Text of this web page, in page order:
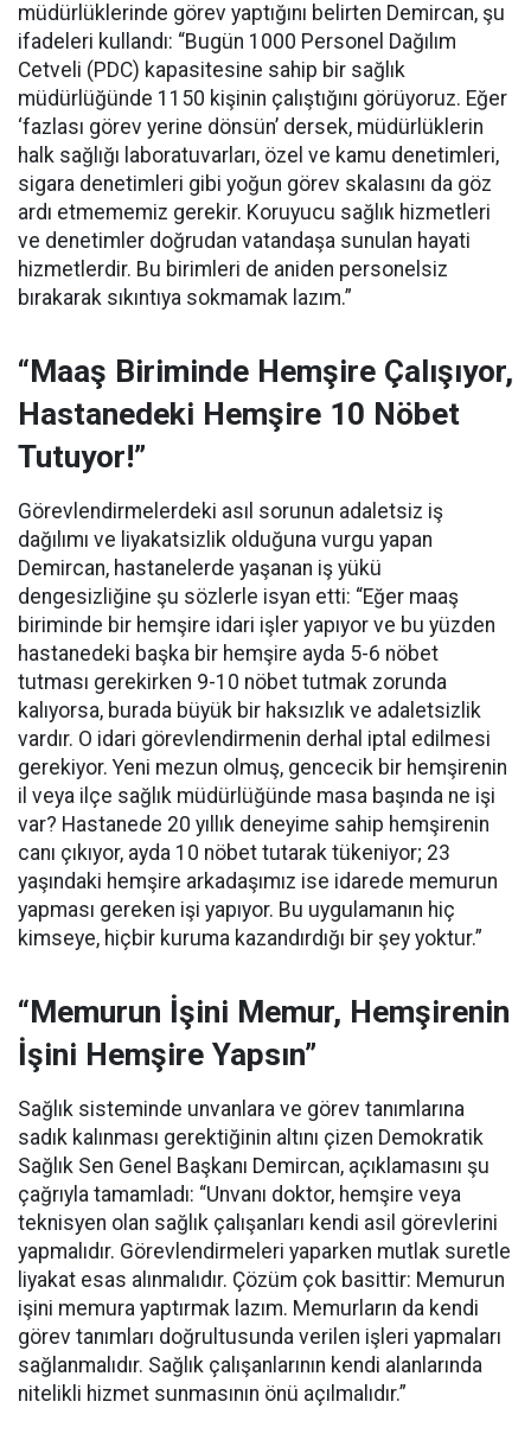
müdürlüklerinde görev yaptığını belirten Demircan, şu
ifadeleri kullandı: “Bugün 1000 Personel Dağılım
Cetveli (PDC) kapasitesine sahip bir sağlık
müdürlüğünde 1150 kişinin çalıştığını görüyoruz. Eğer
‘fazlası görev yerine dönsün’ dersek, müdürlüklerin
halk sağlığı laboratuvarları, özel ve kamu denetimleri,
sigara denetimleri gibi yoğun görev skalasını da göz
ardı etmememiz gerekir. Koruyucu sağlık hizmetleri
ve denetimler doğrudan vatandaşa sunulan hayati
hizmetlerdir. Bu birimleri de aniden personelsiz
bırakarak sıkıntıya sokmamak lazım.”
“Maaş Biriminde Hemşire Çalışıyor,
Hastanedeki Hemşire 10 Nöbet
Tutuyor!”
Görevlendirmelerdeki asıl sorunun adaletsiz iş
dağılımı ve liyakatsizlik olduğuna vurgu yapan
Demircan, hastanelerde yaşanan iş yükü
dengesizliğine şu sözlerle isyan etti: “Eğer maaş
biriminde bir hemşire idari işler yapıyor ve bu yüzden
hastanedeki başka bir hemşire ayda 5-6 nöbet
tutması gerekirken 9-10 nöbet tutmak zorunda
kalıyorsa, burada büyük bir haksızlık ve adaletsizlik
vardır. O idari görevlendirmenin derhal iptal edilmesi
gerekiyor. Yeni mezun olmuş, gencecik bir hemşirenin
il veya ilçe sağlık müdürlüğünde masa başında ne işi
var? Hastanede 20 yıllık deneyime sahip hemşirenin
canı çıkıyor, ayda 10 nöbet tutarak tükeniyor; 23
yaşındaki hemşire arkadaşımız ise idarede memurun
yapması gereken işi yapıyor. Bu uygulamanın hiç
kimseye, hiçbir kuruma kazandırdığı bir şey yoktur.”
“Memurun İşini Memur, Hemşirenin
İşini Hemşire Yapsın”
Sağlık sisteminde unvanlara ve görev tanımlarına
sadık kalınması gerektiğinin altını çizen Demokratik
Sağlık Sen Genel Başkanı Demircan, açıklamasını şu
çağrıyla tamamladı: “Unvanı doktor, hemşire veya
teknisyen olan sağlık çalışanları kendi asil görevlerini
yapmalıdır. Görevlendirmeleri yaparken mutlak suretle
liyakat esas alınmalıdır. Çözüm çok basittir: Memurun
işini memura yaptırmak lazım. Memurların da kendi
görev tanımları doğrultusunda verilen işleri yapmaları
sağlanmalıdır. Sağlık çalışanlarının kendi alanlarında
nitelikli hizmet sunmasının önü açılmalıdır.”